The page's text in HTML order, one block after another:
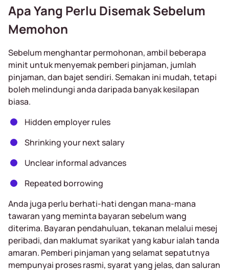
Apa Yang Perlu Disemak Sebelum
Memohon
Sebelum menghantar permohonan, ambil beberapa
minit untuk menyemak pemberi pinjaman, jumlah
pinjaman, dan bajet sendiri. Semakan ini mudah, tetapi
boleh melindungi anda daripada banyak kesilapan
biasa.
Hidden employer rules
Shrinking your next salary
Unclear informal advances
Repeated borrowing
Anda juga perlu berhati-hati dengan mana-mana
tawaran yang meminta bayaran sebelum wang
diterima. Bayaran pendahuluan, tekanan melalui mesej
peribadi, dan maklumat syarikat yang kabur ialah tanda
amaran. Pemberi pinjaman yang selamat sepatutnya
mempunyai proses rasmi, syarat yang jelas, dan saluran